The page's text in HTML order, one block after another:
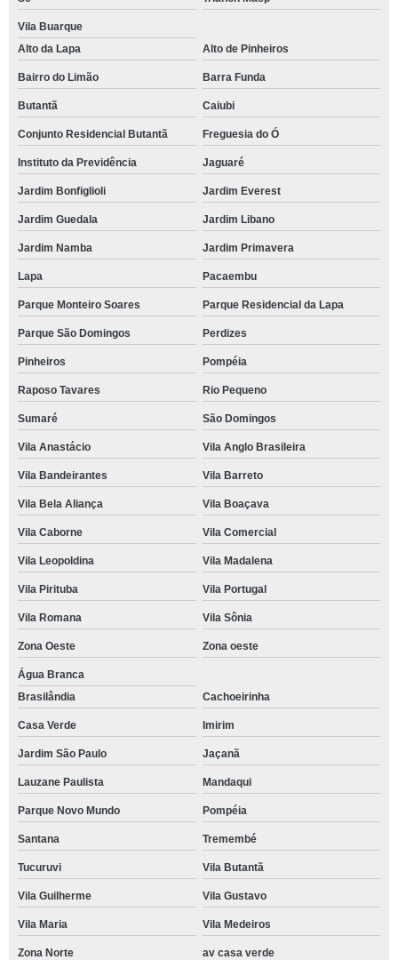
Vila Buarque
Alto da Lapa
Alto de Pinheiros
Bairro do Limão Barra Funda
Butantã Caiubi
Conjunto Residencial Butantã Freguesia do Ó
Instituto da Previdência Jaguaré
Jardim Bonfiglioli Jardim Everest
Jardim Guedala Jardim Libano
Jardim Namba Jardim Primavera
Lapa Pacaembu
Parque Monteiro Soares Parque Residencial da Lapa
Parque São Domingos Perdizes
Pinheiros Pompéia
Raposo Tavares Rio Pequeno
Sumaré São Domingos
Vila Anastácio Vila Anglo Brasileira
Vila Bandeirantes Vila Barreto
Vila Bela Aliança Vila Boaçava
Vila Caborne Vila Comercial
Vila Leopoldina Vila Madalena
Vila Pirituba Vila Portugal
Vila Romana Vila Sônia
Zona Oeste Zona oeste
Água Branca
Brasilândia
Cachoeirinha
Casa Verde Imirim
Jardim São Paulo Jaçanã
Lauzane Paulista Mandaqui
Parque Novo Mundo Pompéia
Santana Tremembé
Tucuruvi Vila Butantã
Vila Guilherme Vila Gustavo
Vila Maria Vila Medeiros
Zona Norte av casa verde